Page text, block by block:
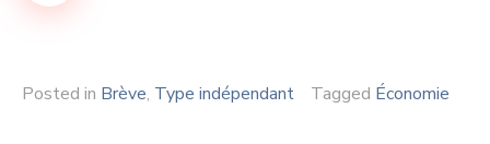
Posted in Brève, Type indépendant Tagged Économie